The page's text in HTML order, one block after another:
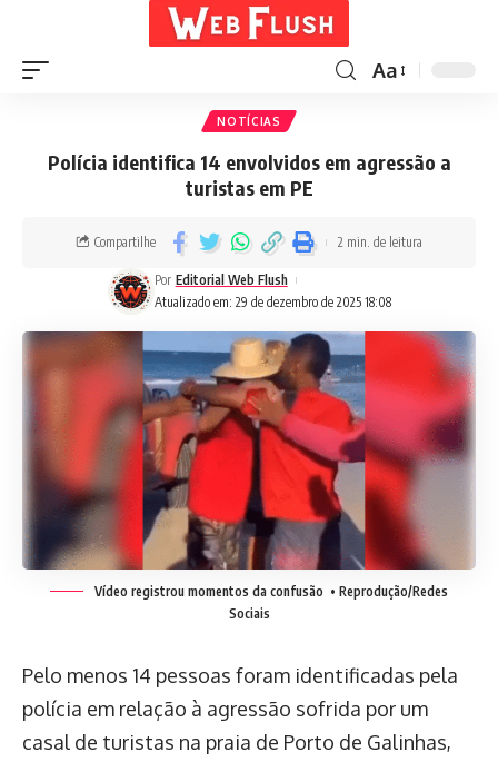
Aa
NOTÍCIAS
Polícia identifica 14 envolvidos em agressão a
turistas em PE
Atualizado em: 29 de dezembro de 2025 18:08
Por Editorial Web Flush
Compartilhe 2 min. de leitura
Vídeo registrou momentos da confusão • Reprodução/Redes
Sociais
Pelo menos 14 pessoas foram identificadas pela
polícia em relação à agressão sofrida por um
casal de turistas na praia de Porto de Galinhas,